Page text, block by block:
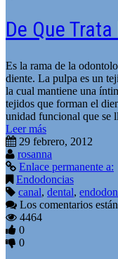
De Que
Es la rama de la
diente. La pulpa es un
la cual mantiene una
tejidos que forman el
unidad funcional que
Leer más
29 febrero, 2012
rosanna
Enlace permanente a:
Endodoncias
canal, dental,
Los comentarios
4464
0
0